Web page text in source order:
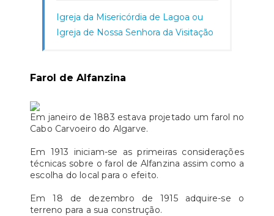
Igreja da Misericórdia de Lagoa ou
Igreja de Nossa Senhora da Visitação
Farol de Alfanzina
Em janeiro de 1883 estava projetado um farol no
Cabo Carvoeiro do Algarve.
Em 1913 iniciam-se as primeiras considerações
técnicas sobre o farol de Alfanzina assim como a
escolha do local para o efeito.
Em 18 de dezembro de 1915 adquire-se o
terreno para a sua construção.